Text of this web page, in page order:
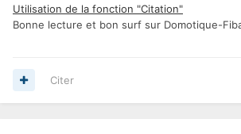
Utilisation de la fonction "Citation"
Bonne lecture et bon surf sur Domotique-
Citer